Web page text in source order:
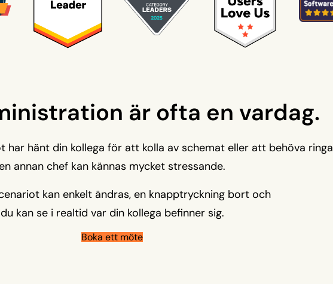
är ofta en vardag.
har hänt din kollega för att kolla av schemat eller att behöva ringa
annan chef kan kännas mycket stressande.
kan enkelt ändras, en knapptryckning bort och
du kan se i realtid var din kollega befinner sig.
Boka ett möte